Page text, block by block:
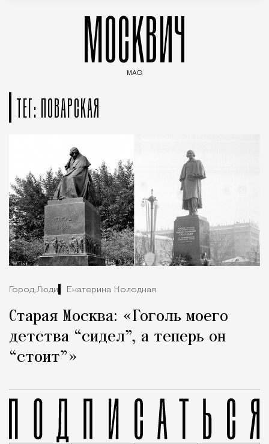
МОСКВИЧ
MAG
ТЕГ: ПОВАРСКАЯ
Город,Люди Екатерина Колодная
Старая Москва: «Гоголь моего
детства “сидел”, а теперь он
“стоит”»